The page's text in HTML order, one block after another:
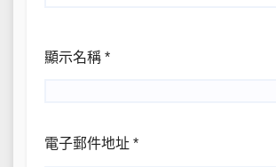
顯示名稱 *
電子郵件地址 *